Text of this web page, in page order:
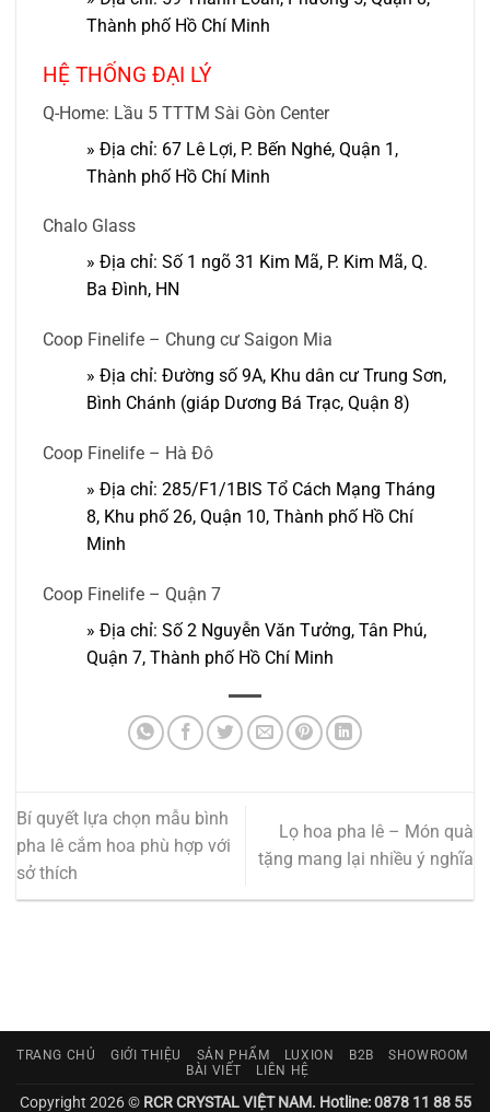
Thành phố Hồ Chí Minh
HỆ THỐNG ĐẠI LÝ
Q-Home: Lầu 5 TTTM Sài Gòn Center
» Địa chỉ: 67 Lê Lợi, P. Bến Nghé, Quận 1,
Thành phố Hồ Chí Minh
Chalo Glass
» Địa chỉ: Số 1 ngõ 31 Kim Mã, P. Kim Mã, Q.
Ba Đình, HN
Coop Finelife – Chung cư Saigon Mia
» Địa chỉ: Đường số 9A, Khu dân cư Trung Sơn,
Bình Chánh (giáp Dương Bá Trạc, Quận 8)
Coop Finelife – Hà Đô
» Địa chỉ: 285/F1/1BIS Tổ Cách Mạng Tháng
8, Khu phố 26, Quận 10, Thành phố Hồ Chí
Minh
Coop Finelife – Quận 7
» Địa chỉ: Số 2 Nguyễn Văn Tưởng, Tân Phú,
Quận 7, Thành phố Hồ Chí Minh
Bí quyết lựa chọn mẫu bình
pha lê cắm hoa phù hợp với
sở thích
Lọ hoa pha lê – Món quà
tặng mang lại nhiều ý nghĩa
TRANG CHỦ GIỚI THIỆU SẢN PHẨM LUXION B2B
SHOWROOM
BÀI VIẾT
LIÊN HỆ
Copyright 2026 © RCR CRYSTAL VIỆT NAM. Hotline: 0878 11 88 55